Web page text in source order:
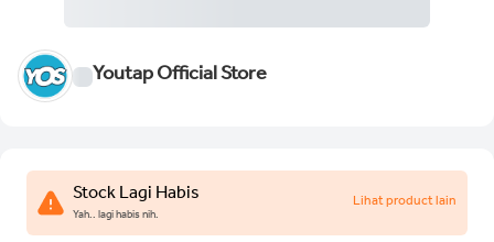
Youtap Official Store
Stock Lagi Habis
Yah.. lagi habis nih.
Lihat product lain